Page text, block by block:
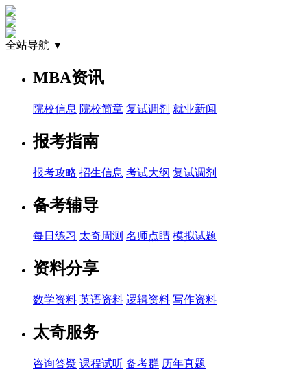
全站导航 ▼
MBA资讯
院校信息 院校简章 复试调剂 就业新闻
报考指南
报考攻略 招生信息 考试大纲 复试调剂
备考辅导
每日练习 太奇周测 名师点睛 模拟试题
资料分享
数学资料 英语资料 逻辑资料 写作资料
太奇服务
咨询答疑 课程试听 备考群 历年真题